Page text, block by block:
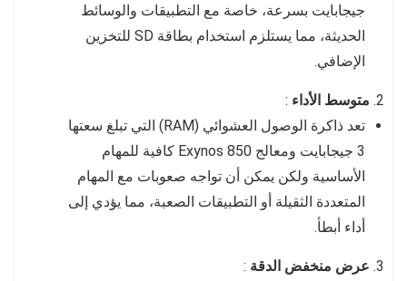
جيجابايت بسرعة، خاصة مع التطبيقات والوسائط
الحديثة، مما يستلزم استخدام بطاقة SD للتخزين
الإضافي.
متوسط ​​الأداء :
تعد ذاكرة الوصول العشوائي (RAM) التي تبلغ سعتها
3 جيجابايت ومعالج Exynos 850 كافية للمهام
الأساسية ولكن يمكن أن تواجه صعوبات مع المهام
المتعددة الثقيلة أو التطبيقات الصعبة، مما يؤدي إلى
أداء أبطأ.
عرض منخفض الدقة :